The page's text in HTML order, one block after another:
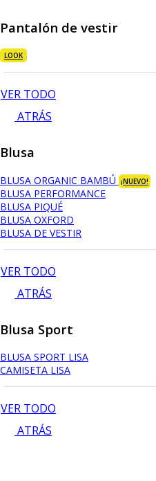
Pantalón de vestir
LOOK
VER TODO
ATRÁS
Blusa
BLUSA ORGANIC BAMBÚ ¡NUEVO!
BLUSA PERFORMANCE
BLUSA PIQUÉ
BLUSA OXFORD
BLUSA DE VESTIR
VER TODO
ATRÁS
Blusa Sport
BLUSA SPORT LISA
CAMISETA LISA
VER TODO
ATRÁS